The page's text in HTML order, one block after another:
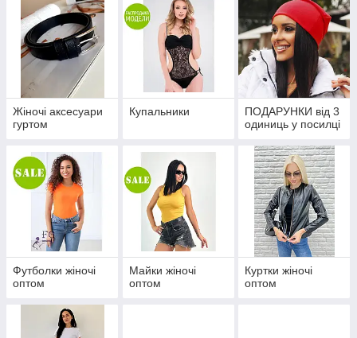
Жіночі аксесуари
гуртом
Купальники
ПОДАРУНКИ від 3
одиниць у посилці
Футболки жіночі
оптом
Майки жіночі
оптом
Куртки жіночі
оптом